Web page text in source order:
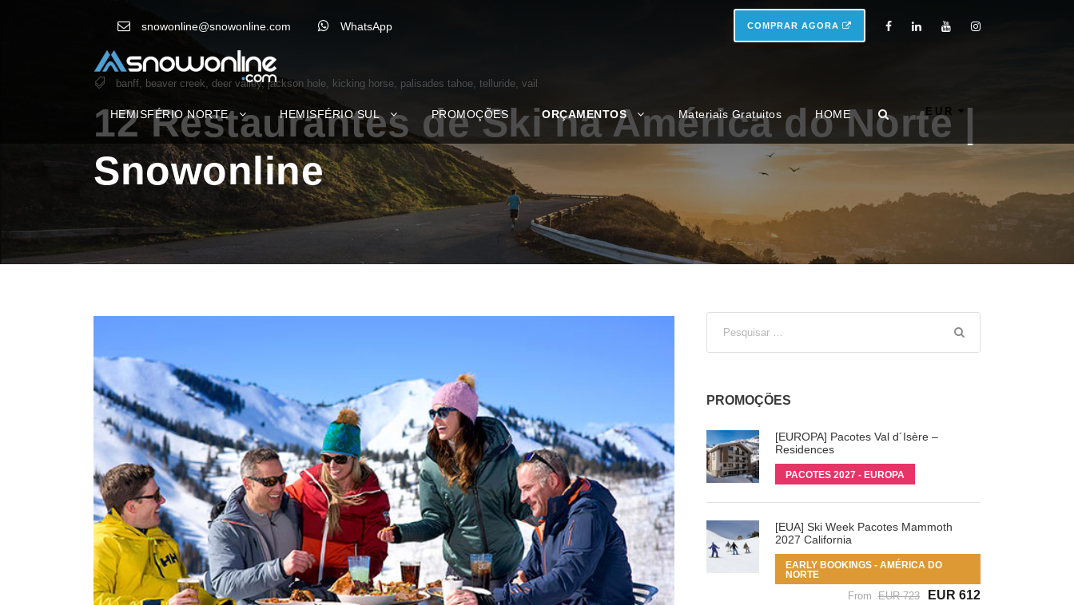
snowonline@snowonline.com WhatsApp COMPRAR AGORA
HEMISFÉRIO NORTE HEMISFÉRIO SUL PROMOÇÕES ORÇAMENTOS Materiais Gratuitos HOME EUR
banff, beaver creek, deer valley, jackson hole, kicking horse, palisades tahoe, telluride, vail
12 Restaurantes de Ski na América do Norte |
Snowonline
PROMOÇÕES
[EUROPA] Pacotes Val d´Isère –
Residences
PACOTES 2027 - EUROPA
[EUA] Ski Week Pacotes Mammoth
2027 California
EARLY BOOKINGS - AMÉRICA DO
NORTE
From EUR 723 EUR 612